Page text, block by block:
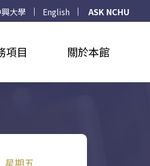
大學 English
ASK NCHU
項目 關於本館
星期五